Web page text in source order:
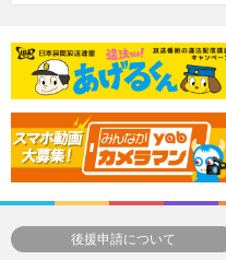
後援申請について